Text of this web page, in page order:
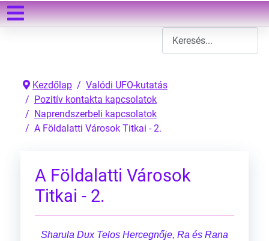
Kezdőlap
Valódi UFO-kutatás
Pozitív kontakta kapcsolatok
Naprendszerbeli kapcsolatok
A Földalatti Városok Titkai - 2.
A Földalatti Városok
Titkai - 2.
Sharula Dux Telos Hercegnője, Ra és Rana